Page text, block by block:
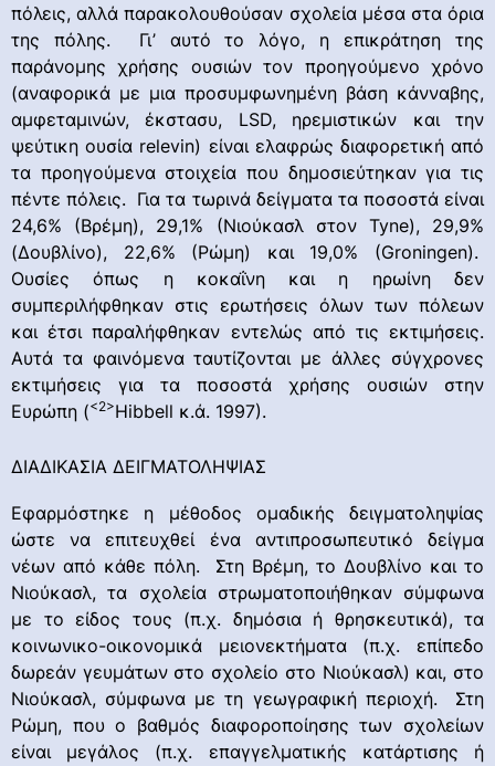
πόλεις, αλλά παρακολουθούσαν σχολεία μέσα στα όρια
της πόλης. Γι’ αυτό το λόγο, η επικράτηση της
παράνομης χρήσης ουσιών τον προηγούμενο χρόνο
(αναφορικά με μια προσυμφωνημένη βάση κάνναβης,
αμφεταμινών, έκστασυ, LSD, ηρεμιστικών και την
ψεύτικη ουσία relevin) είναι ελαφρώς διαφορετική από
τα προηγούμενα στοιχεία που δημοσιεύτηκαν για τις
πέντε πόλεις. Για τα τωρινά δείγματα τα ποσοστά είναι
24,6% (Βρέμη), 29,1% (Νιούκασλ στον Tyne), 29,9%
(Δουβλίνο), 22,6% (Ρώμη) και 19,0% (Groningen).
Ουσίες όπως η κοκαΐνη και η ηρωίνη δεν
συμπεριλήφθηκαν στις ερωτήσεις όλων των πόλεων
και έτσι παραλήφθηκαν εντελώς από τις εκτιμήσεις.
Αυτά τα φαινόμενα ταυτίζονται με άλλες σύγχρονες
εκτιμήσεις για τα ποσοστά χρήσης ουσιών στην
Ευρώπη (<2>Hibbell κ.ά. 1997).
ΔΙΑΔΙΚΑΣΙΑ ΔΕΙΓΜΑΤΟΛΗΨΙΑΣ
Εφαρμόστηκε η μέθοδος ομαδικής δειγματοληψίας
ώστε να επιτευχθεί ένα αντιπροσωπευτικό δείγμα
νέων από κάθε πόλη. Στη Βρέμη, το Δουβλίνο και το
Νιούκασλ, τα σχολεία στρωματοποιήθηκαν σύμφωνα
με το είδος τους (π.χ. δημόσια ή θρησκευτικά), τα
κοινωνικο-οικονομικά μειονεκτήματα (π.χ. επίπεδο
δωρεάν γευμάτων στο σχολείο στο Νιούκασλ) και, στο
Νιούκασλ, σύμφωνα με τη γεωγραφική περιοχή. Στη
Ρώμη, που ο βαθμός διαφοροποίησης των σχολείων
είναι μεγάλος (π.χ. επαγγελματικής κατάρτισης ή